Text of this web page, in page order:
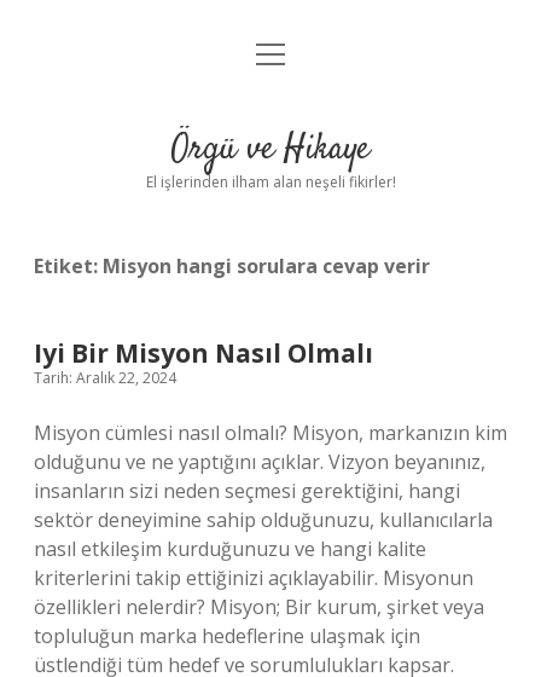
Anasayfa
Yasal Uyarı
menüyü
Örgü ve Hikaye
El işlerinden ilham alan neşeli fikirler!
Etiket: Misyon hangi sorulara cevap verir
Iyi Bir Misyon Nasıl Olmalı
Tarih: Aralık 22, 2024
Misyon cümlesi nasıl olmalı? Misyon, markanızın kim
olduğunu ve ne yaptığını açıklar. Vizyon beyanınız,
insanların sizi neden seçmesi gerektiğini, hangi
sektör deneyimine sahip olduğunuzu, kullanıcılarla
nasıl etkileşim kurduğunuzu ve hangi kalite
kriterlerini takip ettiğinizi açıklayabilir. Misyonun
özellikleri nelerdir? Misyon; Bir kurum, şirket veya
topluluğun marka hedeflerine ulaşmak için
üstlendiği tüm hedef ve sorumlulukları kapsar.